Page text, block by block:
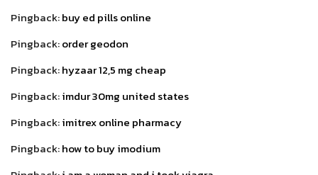
Pingback:buy ed pills online
Pingback:order geodon
Pingback:hyzaar 12,5 mg cheap
Pingback:imdur 30mg united states
Pingback:imitrex online pharmacy
Pingback:how to buy imodium